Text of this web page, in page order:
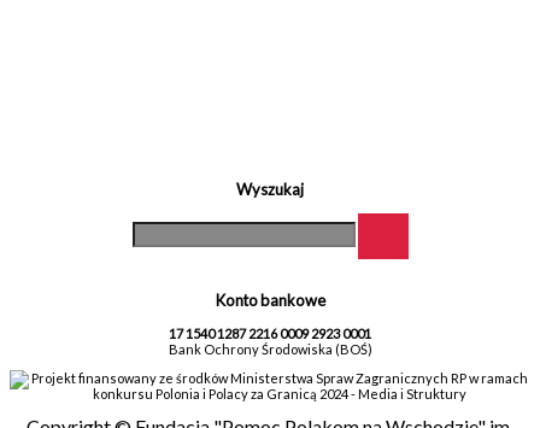
Wyszukaj
Konto bankowe
17 1540 1287 2216 0009 2923 0001
Bank Ochrony Środowiska (BOŚ)
Projekt finansowany ze środków Ministerstwa Spraw Zagranicznych RP w ramach
konkursu Polonia i Polacy za Granicą 2024 - Media i Struktury